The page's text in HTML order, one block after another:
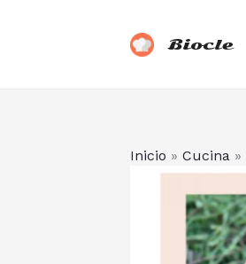
Biocle
Inicio » Cucina »